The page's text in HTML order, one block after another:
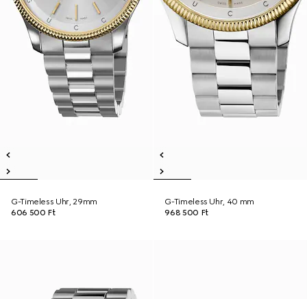
G-Timeless Uhr, 29mm
606 500 Ft
G-Timeless Uhr, 40 mm
968 500 Ft